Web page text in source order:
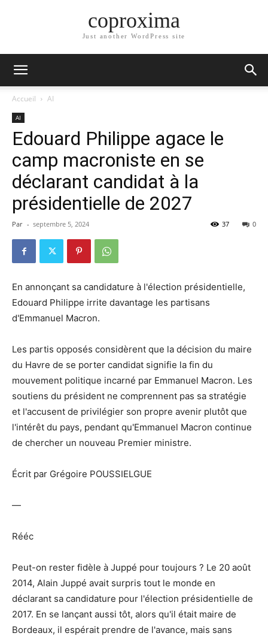
coproxima
Just another WordPress site
Accueil AI
AI
Edouard Philippe agace le
camp macroniste en se
déclarant candidat à la
présidentielle de 2027
Par - septembre 5, 2024 0
37
En annonçant sa candidature à l'élection présidentielle,
Edouard Philippe irrite davantage les partisans
d'Emmanuel Macron.
Les partis opposés considèrent que la décision du maire
du Havre de se porter candidat signifie la fin du
mouvement politique incarné par Emmanuel Macron. Les
soutiens du président ne comprennent pas sa stratégie
et l'accusent de privilégier son propre avenir plutôt que
l'intérêt du pays, pendant qu'Emmanuel Macron continue
de chercher un nouveau Premier ministre.
Écrit par Grégoire POUSSIELGUE
—
Rééc
Peut-on rester fidèle à Juppé pour toujours ? Le 20 août
2014, Alain Juppé avait surpris tout le monde en
déclarant sa candidature pour l'élection présidentielle de
2017. En se lançant aussi tôt, alors qu'il était maire de
Bordeaux, il espérait prendre de l'avance, mais sans